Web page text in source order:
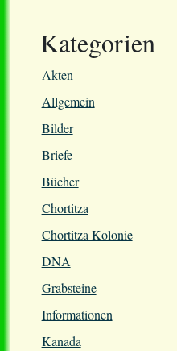
Kategorien
Akten
Allgemein
Bilder
Briefe
Bücher
Chortitza
Chortitza Kolonie
DNA
Grabsteine
Informationen
Kanada